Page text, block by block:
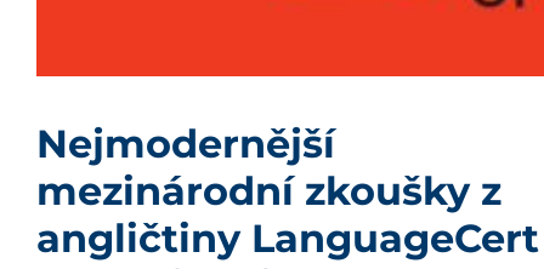
Nejmodernější
mezinárodní zkoušky z
angličtiny LanguageCert